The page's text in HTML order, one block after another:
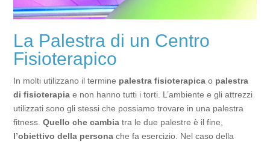
La Palestra di un Centro
Fisioterapico
In molti utilizzano il termine palestra fisioterapica o palestra
di fisioterapia e non hanno tutti i torti. L’ambiente e gli attrezzi
utilizzati sono gli stessi che possiamo trovare in una palestra
fitness.Quello che cambia tra le due palestre è il fine,
l’obiettivo della persona che fa esercizio. Nel caso della